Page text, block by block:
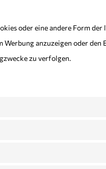
oder eine andere Form der
anzuzeigen oder den
zu verfolgen.